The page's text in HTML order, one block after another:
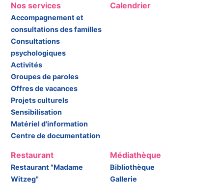
Nos services
Accompagnement et
consultations des familles
Consultations
psychologiques
Activités
Groupes de paroles
Offres de vacances
Projets culturels
Sensibilisation
Matériel d'information
Centre de documentation
Calendrier
Restaurant
Restaurant "Madame
Witzeg"
Médiathèque
Bibliothèque
Gallerie